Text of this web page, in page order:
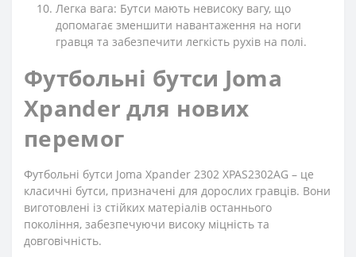
Легка вага: Бутси мають невисоку вагу, що
допомагає зменшити навантаження на ноги
гравця та забезпечити легкість рухів на полі.
Футбольні бутси Joma
Xpander для нових
перемог
Футбольні бутси Joma Xpander 2302 XPAS2302AG – це
класичні бутси, призначені для дорослих гравців. Вони
виготовлені із стійких матеріалів останнього
покоління, забезпечуючи високу міцність та
довговічність.